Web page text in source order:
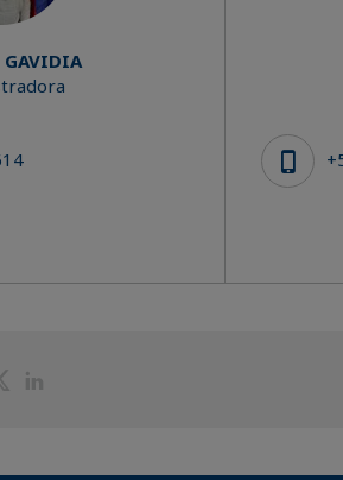
GAVIDIA
Share